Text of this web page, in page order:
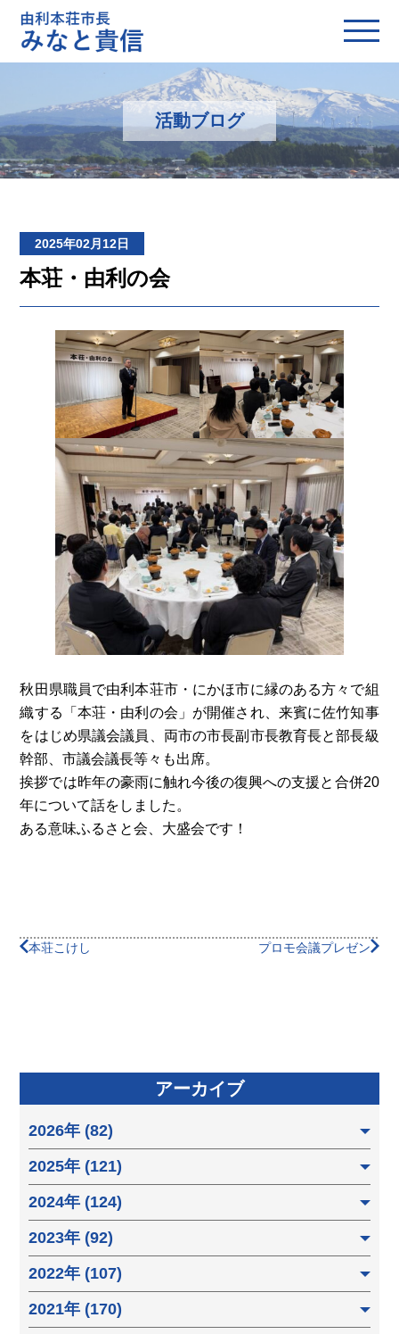
活動ブログ
2025年02月12日
本荘・由利の会
秋田県職員で由利本荘市・にかほ市に縁のある方々で組
織する「本荘・由利の会」が開催され、来賓に佐竹知事
をはじめ県議会議員、両市の市長副市長教育長と部長級
幹部、市議会議長等々も出席。
挨拶では昨年の豪雨に触れ今後の復興への支援と合併20
年について話をしました。
ある意味ふるさと会、大盛会です！
本荘こけし プロモ会議プレゼン
アーカイブ
2026年 (82)
2025年 (121)
2024年 (124)
2023年 (92)
2022年 (107)
2021年 (170)